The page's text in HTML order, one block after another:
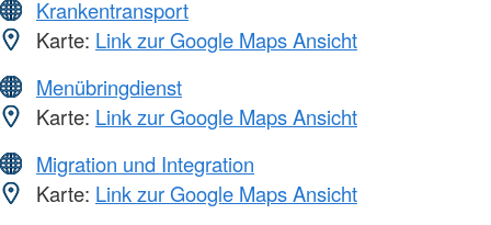
Krankentransport
Karte: Link zur Google Maps Ansicht
Menübringdienst
Karte: Link zur Google Maps Ansicht
Migration und Integration
Karte: Link zur Google Maps Ansicht